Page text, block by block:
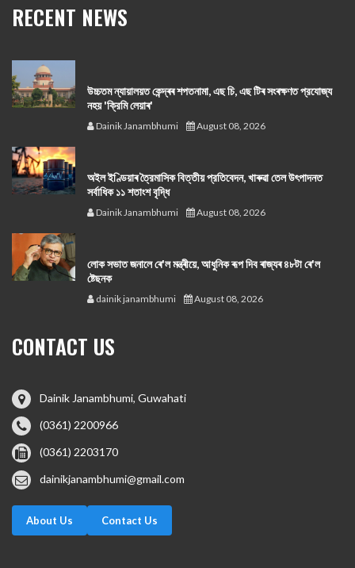
RECENT NEWS
উচ্চতম ন্যায়ালয়ত কেন্দ্ৰৰ শপতনামা, এছ চি, এছ টিৰ সংৰক্ষণত প্রযোজ্য
নহয় 'ক্রিমি লেয়াৰ'
Dainik Janambhumi August 08, 2026
অইল ইণ্ডিয়াৰ ত্রৈমাসিক বিত্তীয় প্রতিবেদন, খাৰুৱা তেল উৎপাদনত
সর্বাধিক ১১ শতাংশ বৃদ্ধি
Dainik Janambhumi August 08, 2026
লোক সভাত জনালে ৰে'ল মন্ত্ৰীয়ে, আধুনিক ৰূপ দিব ৰাজ্যৰ ৪৮টা ৰে'ল
ষ্টেছনক
dainik janambhumi August 08, 2026
CONTACT US
Dainik Janambhumi, Guwahati
(0361) 2200966
(0361) 2203170
dainikjanambhumi@gmail.com
About Us Contact Us